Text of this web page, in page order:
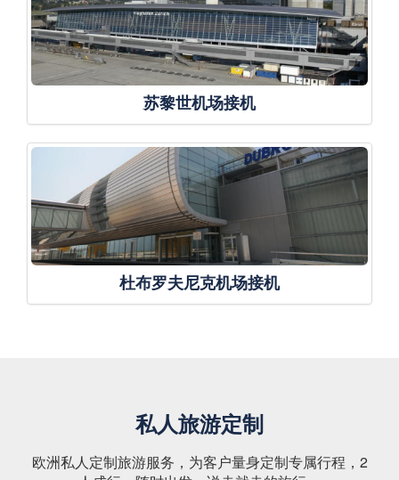
苏黎世机场接机
杜布罗夫尼克机场接机
私人旅游定制
欧洲私人定制旅游服务，为客户量身定制专属行程，2